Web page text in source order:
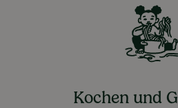
Kochen und